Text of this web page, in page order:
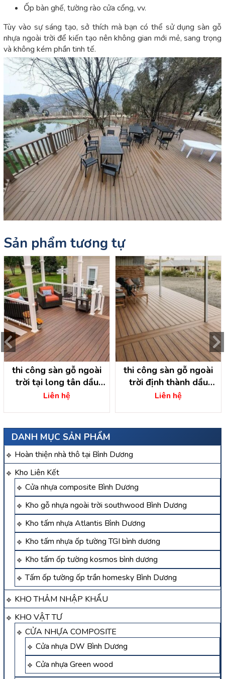
DANH MỤC SẢN PHẨM
Hoàn thiện nhà thô tại Bình Dương
Kho Liên Kết
Cửa nhựa composite Bình Dương
Kho gỗ nhựa ngoài trời southwood Bình Dương
Kho tấm nhựa Atlantis Bình Dương
Kho tấm nhựa ốp tường TGI bình dương
Kho tấm ốp tường kosmos bình dương
Tấm ốp tường ốp trần homesky Bình Dương
KHO THẢM NHẬP KHẨU
KHO VẬT TƯ
CỬA NHỰA COMPOSITE
Cửa nhựa DW Bình Dương
Cửa nhựa Green wood
Ốp bàn ghế, tường rào cửa cổng, vv.
Tùy vào sự sáng tạo, sở thích mà bạn có thể sử dụng sàn gỗ
nhựa ngoài trời để kiến tạo nên không gian mới mẻ, sang trọng
và không kém phần tinh tế.
Sản phẩm tương tự
thi công sàn gỗ ngoài
trời tại long tân dầu
tiếng – bình dương. thi
Liên hệ
thi công sàn gỗ ngoài
trời định thành dầu
tiếng- bình dương.thi
Liên hệ